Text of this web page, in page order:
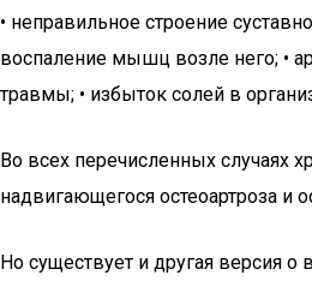
• неправильное строение
воспаление мышц возле него; •
травмы; • избыток солей в
Во всех перечисленных случаях
надвигающегося остеоартроза и
Но существует и другая версия о